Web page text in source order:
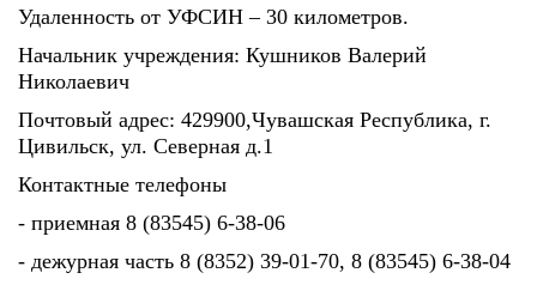
Удаленность от УФСИН – 30 километров.
Начальник учреждения: Кушников Валерий
Николаевич
Почтовый адрес: 429900,Чувашская Республика, г.
Цивильск, ул. Северная д.1
Контактные телефоны
- приемная 8 (83545) 6-38-06
- дежурная часть 8 (8352) 39-01-70, 8 (83545) 6-38-04